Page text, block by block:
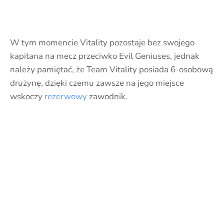
W tym momencie Vitality pozostaje bez swojego
kapitana na mecz przeciwko Evil Geniuses, jednak
należy pamiętać, że Team Vitality posiada 6-osobową
drużynę, dzięki czemu zawsze na jego miejsce
wskoczy rezerwowy zawodnik.